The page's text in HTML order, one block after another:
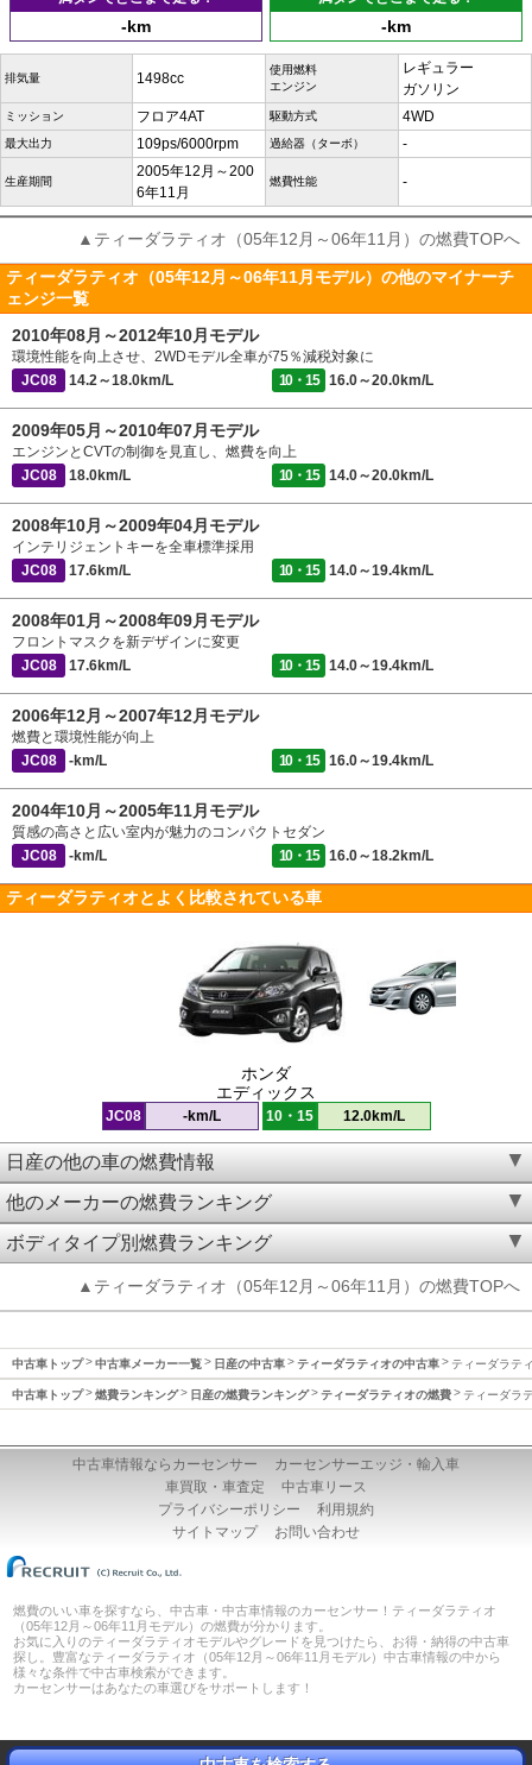
-km -km
排気量 1498cc
使用燃料
エンジン
レギュラー
ガソリン
ミッション フロア4AT 駆動方式 4WD
最大出力 109ps/6000rpm 過給器（ターボ） -
生産期間
2005年12月～200
6年11月
燃費性能 -
▲ティーダラティオ（05年12月～06年11月）の燃費TOPへ
ティーダラティオ（05年12月～06年11月モデル）の他のマイナーチ
ェンジ一覧
2010年08月～2012年10月モデル
環境性能を向上させ、2WDモデル全車が75％減税対象に
JC08
14.2～18.0km/L 10・15 16.0～20.0km/L
2009年05月～2010年07月モデル
エンジンとCVTの制御を見直し、燃費を向上
JC08
18.0km/L 10・15 14.0～20.0km/L
2008年10月～2009年04月モデル
インテリジェントキーを全車標準採用
JC08
17.6km/L 10・15 14.0～19.4km/L
2008年01月～2008年09月モデル
フロントマスクを新デザインに変更
JC08
17.6km/L 10・15 14.0～19.4km/L
2006年12月～2007年12月モデル
燃費と環境性能が向上
JC08
-km/L 10・15 16.0～19.4km/L
2004年10月～2005年11月モデル
質感の高さと広い室内が魅力のコンパクトセダン
JC08
-km/L 10・15 16.0～18.2km/L
ティーダラティオとよく比較されている車
ホンダ
エディックス
JC08 -km/L 10・15 12.0km/L
日産の他の車の燃費情報
他のメーカーの燃費ランキング
ボディタイプ別燃費ランキング
▲ティーダラティオ（05年12月～06年11月）の燃費TOPへ
中古車トップ 中古車メーカー一覧 日産の中古車 ティーダラティオの中古車 ティーダラテ
中古車トップ 燃費ランキング 日産の燃費ランキング ティーダラティオの燃費 ティーダラ
中古車情報ならカーセンサー
カーセンサーエッジ・輸入車
車買取・車査定
中古車リース
プライバシーポリシー
利用規約
サイトマップ
お問い合わせ
燃費のいい車を探すなら、中古車・中古車情報のカーセンサー！ティーダラティオ
（05年12月～06年11月モデル）の燃費が分かります。
お気に入りのティーダラティオモデルやグレードを見つけたら、お得・納得の中古車
探し。豊富なティーダラティオ（05年12月～06年11月モデル）中古車情報の中から
様々な条件で中古車検索ができます。
カーセンサーはあなたの車選びをサポートします！